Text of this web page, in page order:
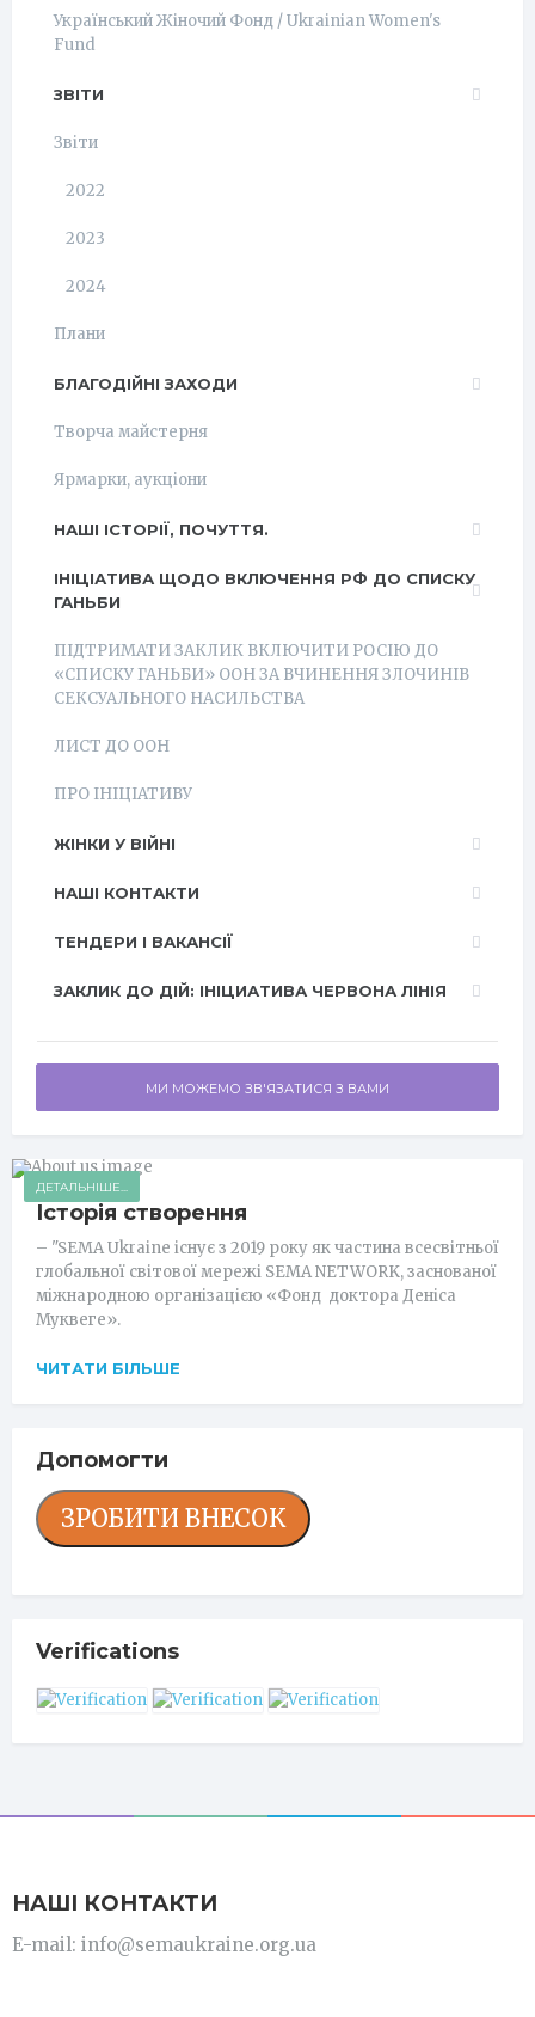
Український Жіночий Фонд / Ukrainian Women's
Fund
ЗВІТИ
Звіти
2022
2023
2024
Плани
БЛАГОДІЙНІ ЗАХОДИ
Творча майстерня
Ярмарки, аукціони
НАШІ ІСТОРІЇ, ПОЧУТТЯ.
ІНІЦІАТИВА ЩОДО ВКЛЮЧЕННЯ РФ ДО СПИСКУ
ГАНЬБИ
ПІДТРИМАТИ ЗАКЛИК ВКЛЮЧИТИ РОСІЮ ДО
«СПИСКУ ГАНЬБИ» ООН ЗА ВЧИНЕННЯ ЗЛОЧИНІВ
СЕКСУАЛЬНОГО НАСИЛЬСТВА
ЛИСТ ДО ООН
ПРО ІНІЦІАТИВУ
ЖІНКИ У ВІЙНІ
НАШІ КОНТАКТИ
ТЕНДЕРИ І ВАКАНСІЇ
ЗАКЛИК ДО ДІЙ: ІНІЦИАТИВА ЧЕРВОНА ЛІНІЯ
МИ МОЖЕМО ЗВ'ЯЗАТИСЯ З ВАМИ
ДЕТАЛЬНІШЕ...
Історія створення
– "SEMA Ukraine існує з 2019 року як частина всесвітньої
глобальної світової мережі SEMA NETWORK, заснованої
міжнародною організацією «Фонд доктора Деніса
Муквеге».
ЧИТАТИ БІЛЬШЕ
Допомогти
ЗРОБИТИ ВНЕСОК
Verifications
НАШІ КОНТАКТИ
E-mail: info@semaukraine.org.ua